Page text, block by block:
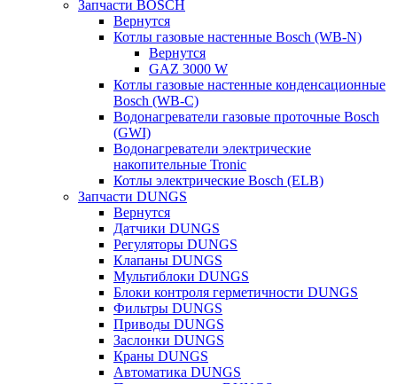
Запчасти BOSCH
Вернутся
Котлы газовые настенные Bosch (WB-N)
Вернутся
GAZ 3000 W
Котлы газовые настенные конденсационные
Bosch (WB-C)
Водонагреватели газовые проточные Bosch
(GWI)
Водонагреватели электрические
накопительные Tronic
Котлы электрические Bosch (ELB)
Запчасти DUNGS
Вернутся
Датчики DUNGS
Регуляторы DUNGS
Клапаны DUNGS
Мультиблоки DUNGS
Блоки контроля герметичности DUNGS
Фильтры DUNGS
Приводы DUNGS
Заслонки DUNGS
Краны DUNGS
Автоматика DUNGS